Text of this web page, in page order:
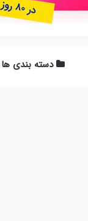
دسته بندی ها